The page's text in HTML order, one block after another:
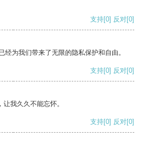
支持[0] 反对[0]
经为我们带来了无限的隐私保护和自由。
支持[0] 反对[0]
我久久不能忘怀。
支持[0] 反对[0]